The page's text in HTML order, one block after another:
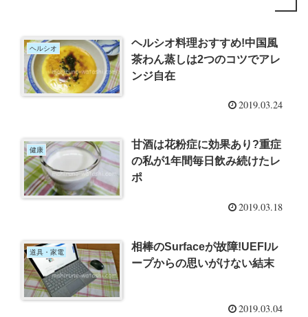
ヘルシオ
ヘルシオ料理おすすめ!中国風
茶わん蒸しは2つのコツでアレ
ンジ自在
2019.03.24
健康
甘酒は花粉症に効果あり?重症
の私が1年間毎日飲み続けたレ
ポ
2019.03.18
道具・家電
相棒のSurfaceが故障!UEFIル
ープからの思いがけない結末
2019.03.04